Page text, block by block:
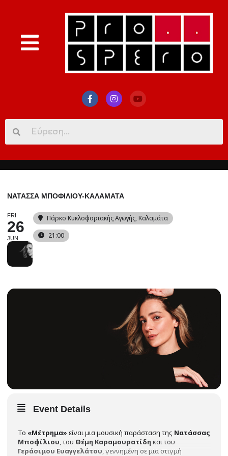
for:
ΝΑΤΑΣΣΑ ΜΠΟΦΙΛΙΟΥ-ΚΑΛΑΜΑΤΑ
FRI
26
JUN
Πάρκο Κυκλοφοριακής Αγωγής, Καλαμάτα
21:00
Event Details
Το «Μέτρημα» είναι μια μουσική παράσταση της Νατάσσας
Μποφίλιου, του Θέμη Καραμουρατίδη και του
Γεράσιμου Ευαγγελάτου, γεννημένη σε μια στιγμή